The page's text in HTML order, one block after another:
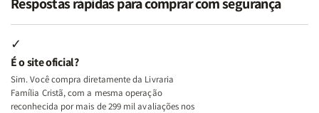
Minhas
Lutas
e
Deus
+
A
Minhas
Lutas
+
A
Mulher
Segundo
Mulher
Segundo
✓
É o site oficial?
Sim. Você compra diretamente da Livraria
Família Cristã, com a mesma operação
reconhecida por mais de 299 mil avaliações nos